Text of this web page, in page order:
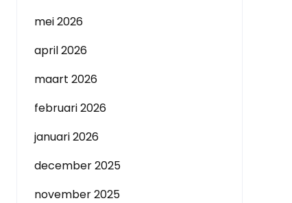
mei 2026
april 2026
maart 2026
februari 2026
januari 2026
december 2025
november 2025